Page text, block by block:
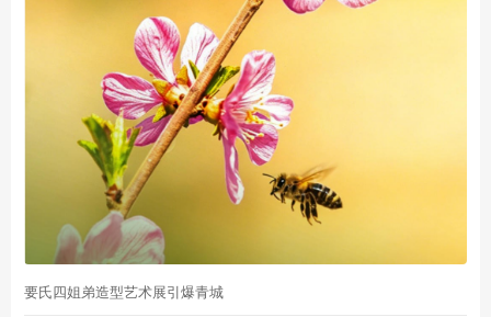
要氏四姐弟造型艺术展引爆青城